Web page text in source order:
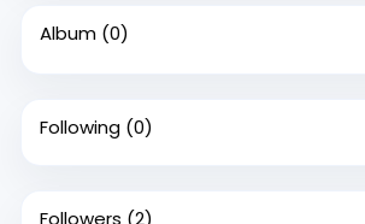
Album (0)
Following (0)
Followers (2)